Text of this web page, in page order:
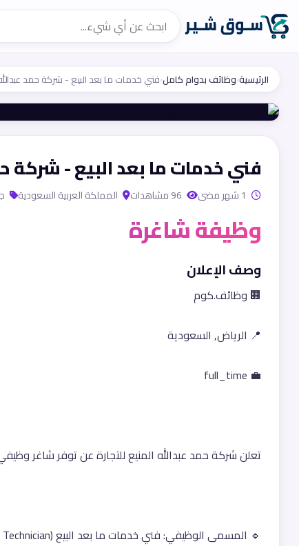
الرئيسية›وظائف بدوام كامل›فني خدمات ما بعد البيع - شركة حمد عبدالله
فني خدمات ما بعد البيع - شركة
المملكة العربية السعودية
وظيفة شاغرة
وصف الإعلان
🏢 وظائف.كوم
📍 الرياض, السعودية
💼 full_time
تعلن شركة حمد عبدالله المنيع للتجارة عن توفر شاغر
🔹 المسمى الوظيفي: فني خدمات ما بعد البيع (After Sales Service Technician) – أجهزة الحاسب والجوال